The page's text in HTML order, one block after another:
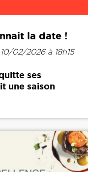
la date !
02/2026 à 18h15
ses
une saison